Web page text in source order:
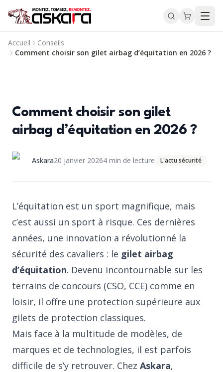
Accueil
Conseils
Comment choisir son gilet airbag d’équitation en 2026 ?
Comment choisir son gilet
airbag d’équitation en 2026 ?
Askara20 janvier 20264 min de lecture L'actu sécurité
L’équitation est un sport magnifique, mais
c’est aussi un sport à risque. Ces dernières
années, une innovation a révolutionné la
sécurité des cavaliers : le gilet airbag
d’équitation. Devenu incontournable sur les
terrains de concours (CSO, CCE) comme en
loisir, il offre une protection supérieure aux
gilets de protection classiques.
Mais face à la multitude de modèles, de
marques et de technologies, il est parfois
difficile de s’y retrouver. Chez Askara,